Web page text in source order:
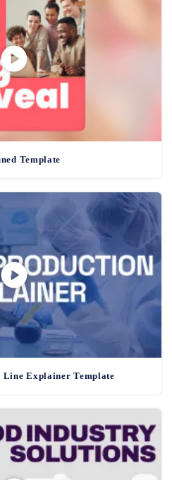
Template
Line Explainer Template